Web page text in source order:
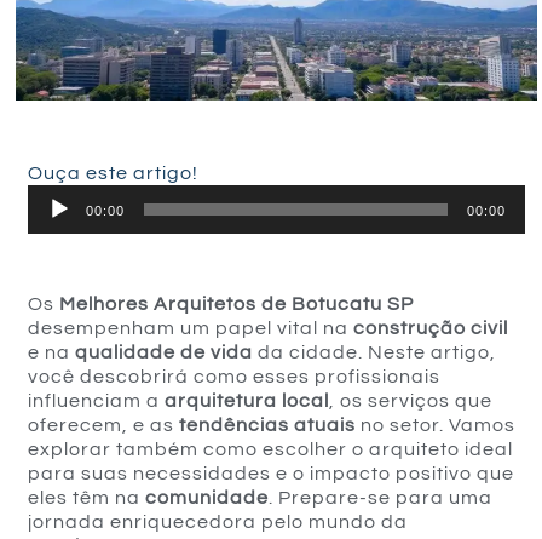
Ouça este artigo!
Tocador
de
00:00 00:00
Os Melhores Arquitetos de Botucatu SP
desempenham um papel vital naconstrução civil
e naqualidade de vida da cidade. Neste artigo,
você descobrirá como esses profissionais
influenciam aarquitetura local
, os serviços que
oferecem, e astendências atuais no setor. Vamos
explorar também como escolher o arquiteto ideal
para suas necessidades e o impacto positivo que
eles têm nacomunidade . Prepare-se para uma
jornada enriquecedora pelo mundo da